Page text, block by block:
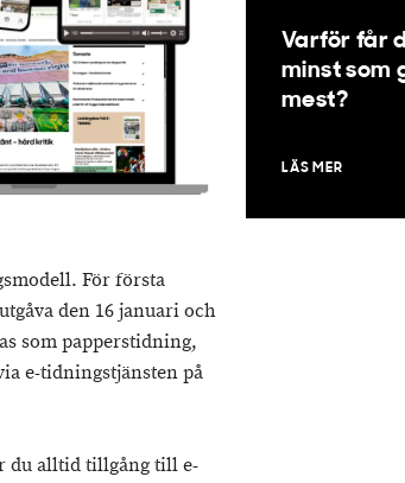
För första
den 16 januari och
som papperstidning,
e-tidningstjänsten på
du alltid tillgång till e-
Varför får
minst som
mest?
LÄS MER